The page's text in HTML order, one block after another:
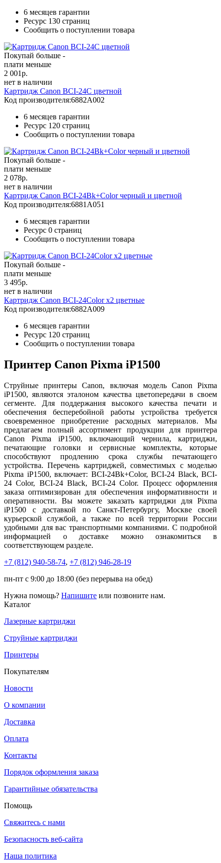
6 месяцев гарантии
Ресурс 130 страниц
Сообщить о поступлении товара
Покупай больше -
плати меньше
2 001р.
нет в наличии
Картридж Canon BCI-24C цветной
Код производителя:6882A002
6 месяцев гарантии
Ресурс 120 страниц
Сообщить о поступлении товара
Покупай больше -
плати меньше
2 078р.
нет в наличии
Картридж Canon BCI-24Bk+Color черный и цветной
Код производителя:6881A051
6 месяцев гарантии
Ресурс 0 страниц
Сообщить о поступлении товара
Покупай больше -
плати меньше
3 495р.
нет в наличии
Картридж Canon BCI-24Color x2 цветные
Код производителя:6882A009
6 месяцев гарантии
Ресурс 120 страниц
Сообщить о поступлении товара
Принтер Canon Pixma iP1500
Струйные принтеры Canon, включая модель Canon Pixma
iP1500, являются эталоном качества цветопередачи в своем
сегменте. Для поддержания высокого качества печати и
обеспечения бесперебойной работы устройства требуется
своевременное приобретение расходных материалов. Мы
предлагаем полный ассортимент продукции для принтера
Canon Pixma iP1500, включающий чернила, картриджи,
печатающие головки и сервисные комплекты, которые
способствуют продлению срока службы печатающего
устройства. Перечень картриджей, совместимых с моделью
Pixma iP1500, включает: BCI-24Bk+Color, BCI-24 Black, BCI-
24 Color, BCI-24 Black, BCI-24 Color. Процесс оформления
заказа оптимизирован для обеспечения информативности и
оперативности. Вы можете заказать картриджи для Pixma
iP1500 с доставкой по Санкт-Петербургу, Москве своей
курьерской службой, а также по всей территории России
удобными для вас транспортными компаниями. С подробной
информацией о доставке можно ознакомиться в
соответствующем разделе.
+7 (812) 940-58-74, +7 (812) 946-28-19
пн-пт с 9:00 до 18:00 (без перерыва на обед)
Нужна помощь? Напишите или позвоните нам.
Каталог
Лазерные картриджи
Струйные картриджи
Принтеры
Покупателям
Новости
О компании
Доставка
Оплата
Контакты
Порядок оформления заказа
Гарантийные обязательства
Помощь
Свяжитесь с нами
Безопасность веб-сайта
Наша политика